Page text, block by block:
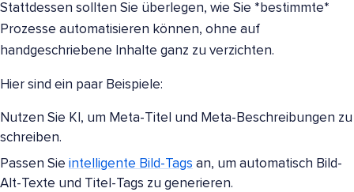
Stattdessen sollten Sie überlegen, wie Sie *bestimmte*
Prozesse automatisieren können, ohne auf
handgeschriebene Inhalte ganz zu verzichten.
Hier sind ein paar Beispiele:
Nutzen Sie KI, um Meta-Titel und Meta-Beschreibungen zu
schreiben.
Passen Sie intelligente Bild-Tags an, um automatisch Bild-
Alt-Texte und Titel-Tags zu generieren.